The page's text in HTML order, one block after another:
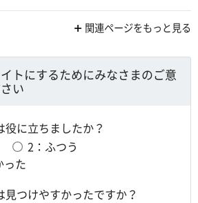
関連ページをもっと見る
トにするためにみなさまのご意
い
に立ちましたか？
2：ふつう
った
見つけやすかったですか？